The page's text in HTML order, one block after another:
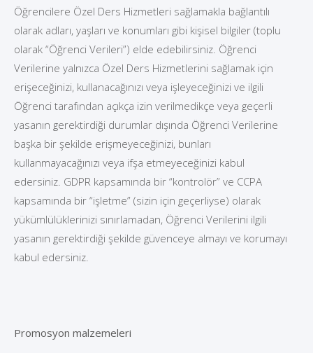
Öğrencilere Özel Ders Hizmetleri sağlamakla bağlantılı
olarak adları, yaşları ve konumları gibi kişisel bilgiler (toplu
olarak “Öğrenci Verileri”) elde edebilirsiniz. Öğrenci
Verilerine yalnızca Özel Ders Hizmetlerini sağlamak için
erişeceğinizi, kullanacağınızı veya işleyeceğinizi ve ilgili
Öğrenci tarafından açıkça izin verilmedikçe veya geçerli
yasanın gerektirdiği durumlar dışında Öğrenci Verilerine
başka bir şekilde erişmeyeceğinizi, bunları
kullanmayacağınızı veya ifşa etmeyeceğinizi kabul
edersiniz. GDPR kapsamında bir “kontrolör” ve CCPA
kapsamında bir “işletme” (sizin için geçerliyse) olarak
yükümlülüklerinizi sınırlamadan, Öğrenci Verilerini ilgili
yasanın gerektirdiği şekilde güvenceye almayı ve korumayı
kabul edersiniz.
Promosyon malzemeleri